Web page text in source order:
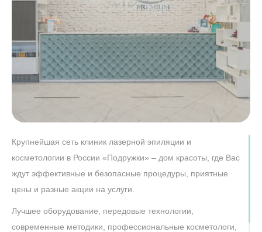
Калуга
Кемерово
Киров
Кострома
Краснодар
М Москва и МО
Эпиляция (Диодная, Александритовая); Косметология
Крупнейшая сеть клиник лазерной эпиляции и
косметологии в России «Подружки» – дом красоты, где Вас
ждут эффективные и безопасные процедуры, приятные
цены и разные акции на услуги.
Лучшее оборудование, передовые технологии,
современные методики, профессиональные косметологи,